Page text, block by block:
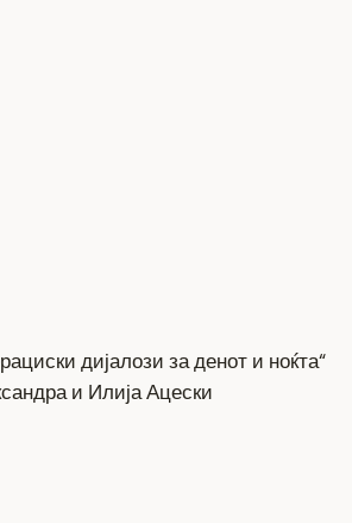
дијалози за денот и ноќта“
и Илија Ацески